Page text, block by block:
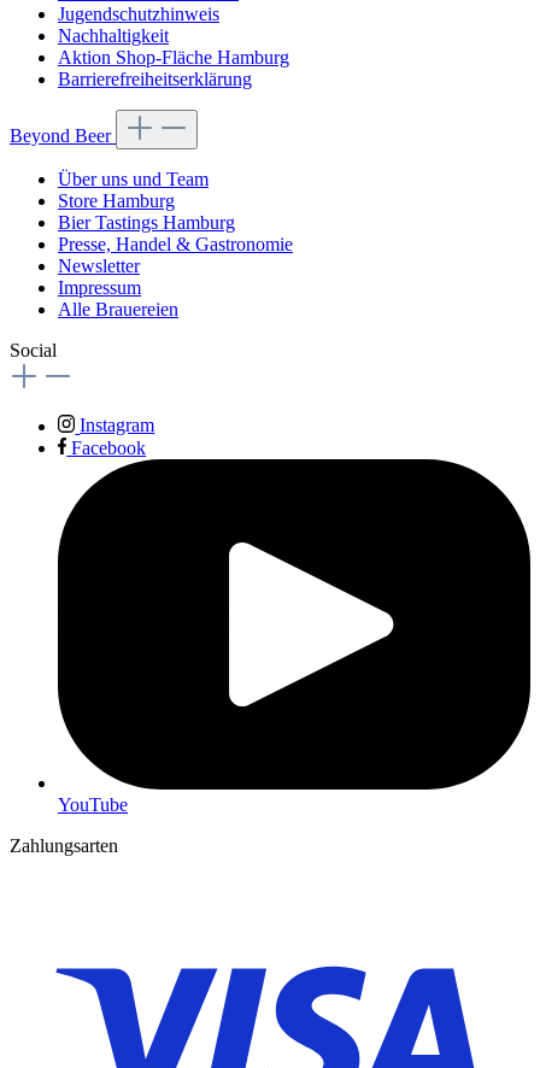
Jugendschutzhinweis
Nachhaltigkeit
Aktion Shop-Fläche Hamburg
Barrierefreiheitserklärung
Beyond Beer
Über uns und Team
Store Hamburg
Bier Tastings Hamburg
Presse, Handel & Gastronomie
Newsletter
Impressum
Alle Brauereien
Social
Instagram
Facebook
YouTube
Zahlungsarten